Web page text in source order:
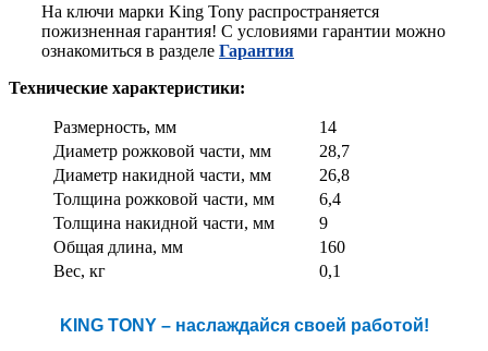
На ключи марки King Tony распространяется
пожизненная гарантия! С условиями гарантии можно
ознакомиться в разделе Гарантия
Технические характеристики:
Размерность, мм
14
Диаметр рожковой части, мм
28,7
Диаметр накидной части, мм
26,8
Толщина рожковой части, мм
6,4
Толщина накидной части, мм
9
Общая длина, мм
160
Вес, кг
0,1
KING TONY – наслаждайся своей работой!